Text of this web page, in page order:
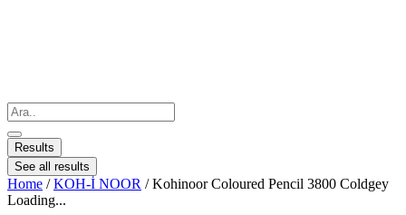
Results
See all results
Home /KOH-İ NOOR / Kohinoor Coloured Pencil 3800 Coldgey
Loading...